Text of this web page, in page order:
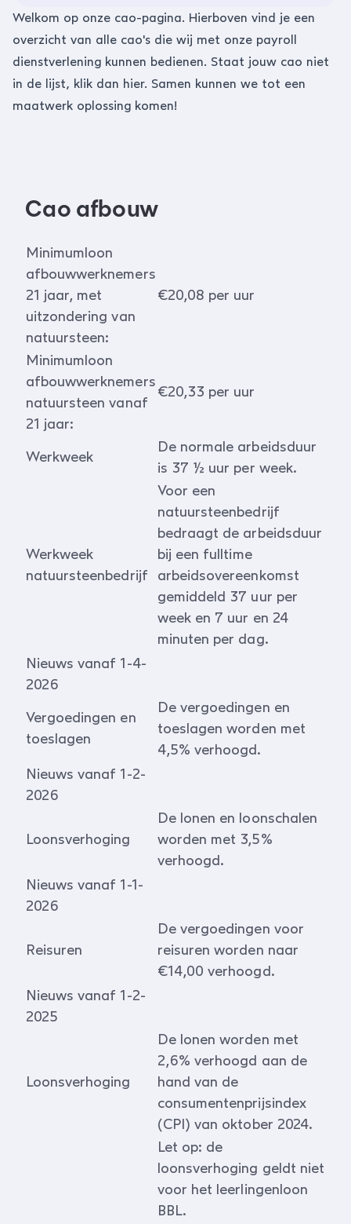
Welkom op onze cao-pagina. Hierboven vind je een
overzicht van alle cao's die wij met onze payroll
dienstverlening kunnen bedienen. Staat jouw cao niet
in de lijst, klik dan hier. Samen kunnen we tot een
maatwerk oplossing komen!
Cao afbouw
Minimumloon
afbouwwerknemers
21 jaar, met
uitzondering van
natuursteen:
€20,08 per uur
Minimumloon
afbouwwerknemers
natuursteen vanaf
21 jaar:
€20,33 per uur
Werkweek
De normale arbeidsduur
is 37 ½ uur per week.
Werkweek
natuursteenbedrijf
Voor een
natuursteenbedrijf
bedraagt de arbeidsduur
bij een fulltime
arbeidsovereenkomst
gemiddeld 37 uur per
week en 7 uur en 24
minuten per dag.
Nieuws vanaf 1-4-
2026
Vergoedingen en
toeslagen
De vergoedingen en
toeslagen worden met
4,5% verhoogd.
Nieuws vanaf 1-2-
2026
Loonsverhoging
De lonen en loonschalen
worden met 3,5%
verhoogd.
Nieuws vanaf 1-1-
2026
Reisuren
De vergoedingen voor
reisuren worden naar
€14,00 verhoogd.
Nieuws vanaf 1-2-
2025
Loonsverhoging
De lonen worden met
2,6% verhoogd aan de
hand van de
consumentenprijsindex
(CPI) van oktober 2024.
Let op: de
loonsverhoging geldt niet
voor het leerlingenloon
BBL.